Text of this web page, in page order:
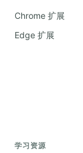
Chrome 扩展
Edge 扩展
学习资源